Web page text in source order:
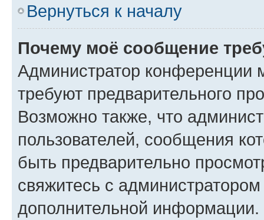
Вернуться к началу
Почему моё сообщение
Администратор конференции
требуют предварительного
Возможно также, что
пользователей, сообщения
быть предварительно
свяжитесь с
дополнительной информации.